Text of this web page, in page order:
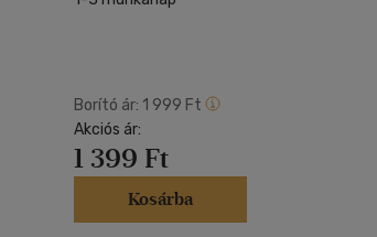
Borító ár: 1 999 Ft
Akciós ár:
1 399 Ft
Kosárba